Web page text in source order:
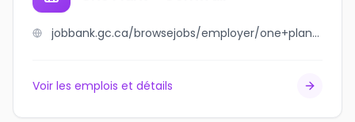
jobbank.gc.ca/browsejobs/employer/one+plant+-+cornwall/ca
Voir les emplois et détails